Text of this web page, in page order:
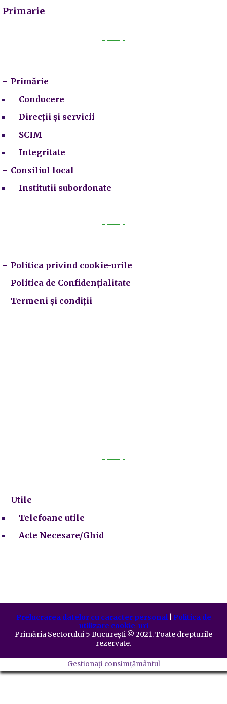
Primarie
Primărie
Conducere
Direcții și servicii
SCIM
Integritate
Consiliul local
Institutii subordonate
Politica privind cookie-urile
Politica de Confidențialitate
Termeni și condiții
Utile
Telefoane utile
Acte Necesare/Ghid
Prelucrarea datelor cu caracter personal| Politica de
utilizare cookie-uri
Primăria Sectorului 5 București ©️ 2021. Toate drepturile
rezervate.
Gestionați consimțământul